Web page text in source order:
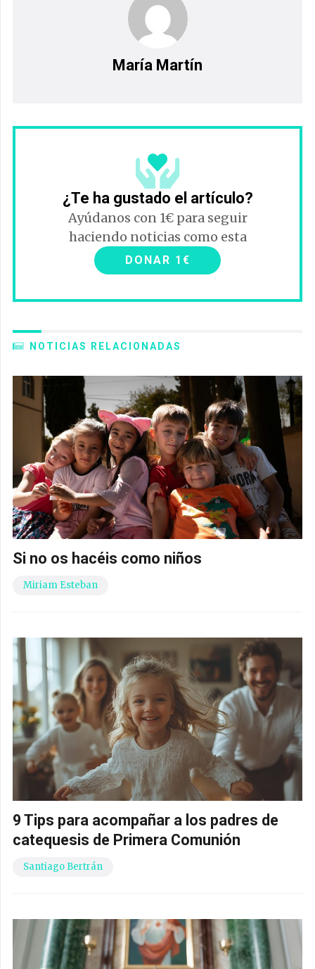
María Martín
¿Te ha gustado el artículo?
Ayúdanos con 1€ para seguir
haciendo noticias como esta
DONAR 1€
NOTICIAS RELACIONADAS
Si no os hacéis como niños
Miriam Esteban
9 Tips para acompañar a los padres de
catequesis de Primera Comunión
Santiago Bertrán